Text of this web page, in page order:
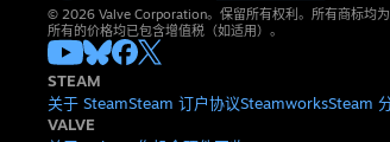
© 2026 Valve Corporation。保留所有权利。所有商标均为
所有的价格均已包含增值税（如适用）。
STEAM
关于 SteamSteam 订户协议SteamworksSteam
VALVE